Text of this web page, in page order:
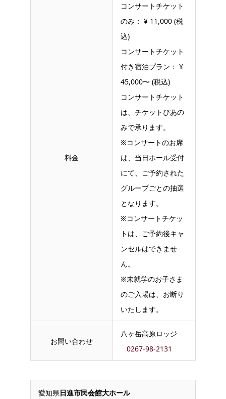
料金
コンサートチケット
のみ： ¥ 11,000 (税
込)
コンサートチケット
付き宿泊プラン： ¥
45,000〜 (税込)
コンサートチケット
は、チケットぴあの
みで承ります。
※コンサートのお席
は、当日ホール受付
にて、ご予約された
グループごとの抽選
となります。
※コンサートチケッ
トは、ご予約後キャ
ンセルはできませ
ん。
※未就学のお子さま
のご入場は、お断り
いたします。
お問い合わせ
八ヶ岳高原ロッジ
0267-98-2131
愛知県日進市民会館大ホール